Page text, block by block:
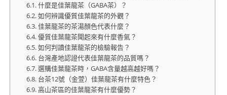
什麼是佳葉龍茶（GABA茶）？
如何辨識優質佳葉龍茶的外觀？
佳葉龍茶的茶湯顏色代表什麼？
優質佳葉龍茶聞起來有什麼香氣？
如何判讀佳葉龍茶的檢驗報告？
台灣產地認證代表佳葉龍茶的品質嗎？
選購佳葉龍茶時，GABA含量越高越好嗎？
台茶12號（金萱）佳葉龍茶有什麼特色？
高山茶區的佳葉龍茶有什麼優勢？